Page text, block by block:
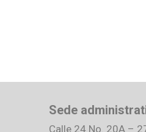
Sede
Calle 24 No. 20A –